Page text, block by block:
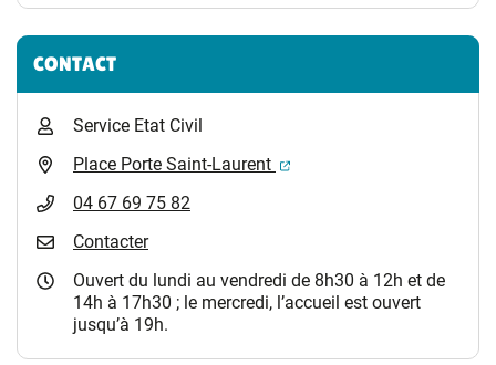
CONTACT
Service Etat Civil
Place Porte Saint-Laurent
(ouverture dans un
04 67 69 75 82
Contacter
Ouvert du lundi au vendredi de 8h30 à 12h et de
14h à 17h30 ; le mercredi, l’accueil est ouvert
jusqu’à 19h.